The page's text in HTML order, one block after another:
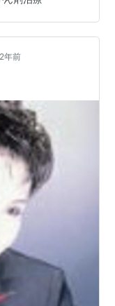
っ子がメイク動
この方、男
教えてくれた姪
の脱毛ではあり
すご
2年前